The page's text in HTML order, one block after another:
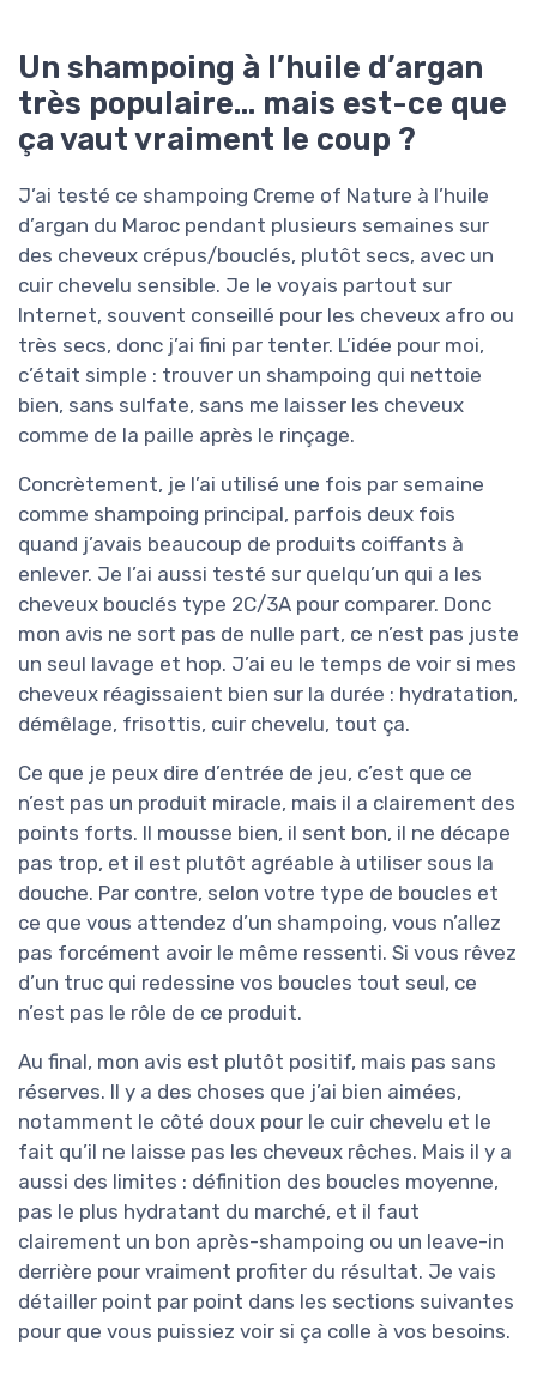
Un shampoing à l’huile d’argan
très populaire… mais est-ce que
ça vaut vraiment le coup ?
J’ai testé ce shampoing Creme of Nature à l’huile
d’argan du Maroc pendant plusieurs semaines sur
des cheveux crépus/bouclés, plutôt secs, avec un
cuir chevelu sensible. Je le voyais partout sur
Internet, souvent conseillé pour les cheveux afro ou
très secs, donc j’ai fini par tenter. L’idée pour moi,
c’était simple : trouver un shampoing qui nettoie
bien, sans sulfate, sans me laisser les cheveux
comme de la paille après le rinçage.
Concrètement, je l’ai utilisé une fois par semaine
comme shampoing principal, parfois deux fois
quand j’avais beaucoup de produits coiffants à
enlever. Je l’ai aussi testé sur quelqu’un qui a les
cheveux bouclés type 2C/3A pour comparer. Donc
mon avis ne sort pas de nulle part, ce n’est pas juste
un seul lavage et hop. J’ai eu le temps de voir si mes
cheveux réagissaient bien sur la durée : hydratation,
démêlage, frisottis, cuir chevelu, tout ça.
Ce que je peux dire d’entrée de jeu, c’est que ce
n’est pas un produit miracle, mais il a clairement des
points forts. Il mousse bien, il sent bon, il ne décape
pas trop, et il est plutôt agréable à utiliser sous la
douche. Par contre, selon votre type de boucles et
ce que vous attendez d’un shampoing, vous n’allez
pas forcément avoir le même ressenti. Si vous rêvez
d’un truc qui redessine vos boucles tout seul, ce
n’est pas le rôle de ce produit.
Au final, mon avis est plutôt positif, mais pas sans
réserves. Il y a des choses que j’ai bien aimées,
notamment le côté doux pour le cuir chevelu et le
fait qu’il ne laisse pas les cheveux rêches. Mais il y a
aussi des limites : définition des boucles moyenne,
pas le plus hydratant du marché, et il faut
clairement un bon après-shampoing ou un leave-in
derrière pour vraiment profiter du résultat. Je vais
détailler point par point dans les sections suivantes
pour que vous puissiez voir si ça colle à vos besoins.